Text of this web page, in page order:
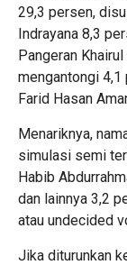
29,3 persen,
Indrayana 8,3
Pangeran
mengantongi 4,1
Farid Hasan
Menariknya,
simulasi semi
Habib
dan lainnya 3,2
atau undecided
Jika diturunkan